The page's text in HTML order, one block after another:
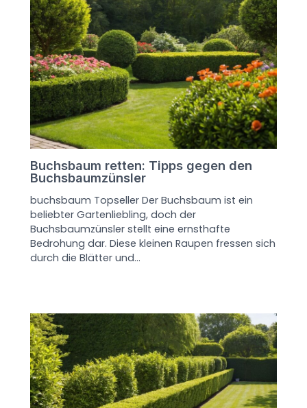
Buchsbaum retten: Tipps gegen den
Buchsbaumzünsler
buchsbaum Topseller Der Buchsbaum ist ein
beliebter Gartenliebling, doch der
Buchsbaumzünsler stellt eine ernsthafte
Bedrohung dar. Diese kleinen Raupen fressen sich
durch die Blätter und…